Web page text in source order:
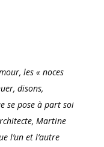
les « noces
disons,
se pose à part soi
Martine
l’un et l’autre